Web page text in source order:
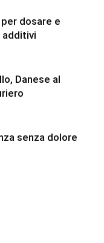
dosare e
additivi
Danese al
senza dolore